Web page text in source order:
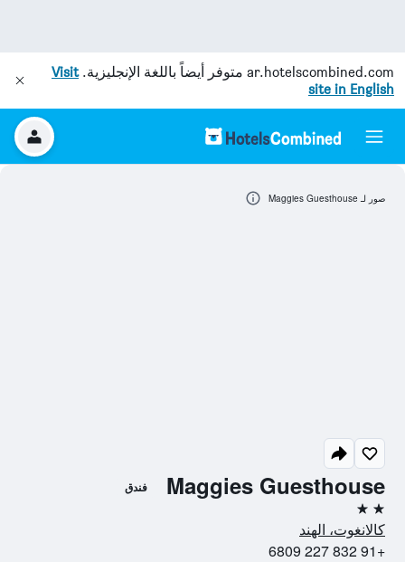
ar.hotelscombined.com متوفر أيضاً باللغة الإنجليزية.Visit
site in English
Maggies Guesthouse فندق
2 نجمتين
كالانغوت، الهند
+91 832 227 6809
صور لـ Maggies Guesthouse